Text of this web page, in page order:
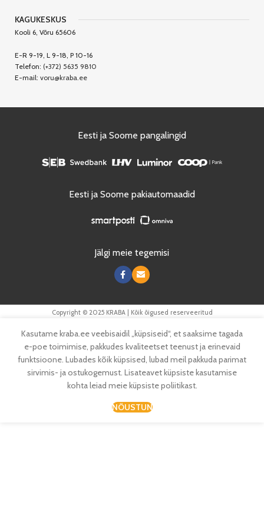
KAGUKESKUS
Kooli 6, Võru 65606
E-R 9-19, L 9-18, P 10-16
Telefon: (+372) 5635 9810
E-mail: voru@kraba.ee
Eesti ja Soome pangalingid
Eesti ja Soome pakiautomaadid
Jälgi meie tegemisi
Copyright © 2025 KRABA | Kõik õigused reserveeritud
Kasutame kraba.ee veebisaidil „küpsiseid“, et saaksime tagada
e-poe toimimise, pakkudes kvaliteetset teenust ja erinevaid
funktsioone. Lubades kõik küpsised, lubad meil pakkuda parimat
sirvimis- ja ostukogemust. Lisateavet küpsiste kasutamise
kohta leiad meie küpsiste poliitikast.
NÕUSTUN